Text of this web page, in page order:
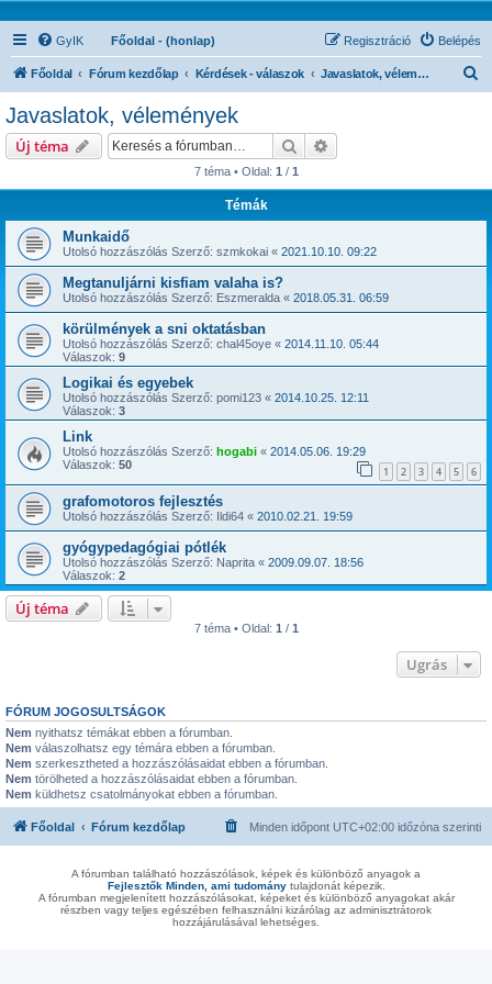
GyIK Főoldal - (honlap) Belépés
Regisztráció
Főoldal Fórum kezdőlap Kérdések - válaszok Javaslatok, vélemények
Javaslatok, vélemények
Új téma Keresés
7 téma • Oldal: 1 / 1
Témák
Munkaidő
Utolsó hozzászólás Szerző: szmkokai « 2021.10.10. 09:22
Megtanuljárni kisfiam valaha is?
Utolsó hozzászólás Szerző: Eszmeralda « 2018.05.31. 06:59
körülmények a sni oktatásban
Utolsó hozzászólás Szerző: chal45oye « 2014.11.10. 05:44
Válaszok: 9
Logikai és egyebek
Utolsó hozzászólás Szerző: pomi123 « 2014.10.25. 12:11
Válaszok: 3
Link
Utolsó hozzászólás Szerző: hogabi « 2014.05.06. 19:29
Válaszok: 50 1 2 3 4 5 6
grafomotoros fejlesztés
Utolsó hozzászólás Szerző: Ildi64 « 2010.02.21. 19:59
gyógypedagógiai pótlék
Utolsó hozzászólás Szerző: Naprita « 2009.09.07. 18:56
Válaszok: 2
Új téma
7 téma • Oldal: 1 / 1
Ugrás
FÓRUM JOGOSULTSÁGOK
Nem nyithatsz témákat ebben a fórumban.
Nem válaszolhatsz egy témára ebben a fórumban.
Nem szerkesztheted a hozzászólásaidat ebben a fórumban.
Nem törölheted a hozzászólásaidat ebben a fórumban.
Nem küldhetsz csatolmányokat ebben a fórumban.
Főoldal Fórum kezdőlap Minden időpont UTC+02:00 időzóna szerinti
A fórumban található hozzászólások, képek és különböző anyagok a
Fejlesztők Minden, ami tudománytulajdonát képezik.
A fórumban megjelenített hozzászólásokat, képeket és különböző anyagokat akár
részben vagy teljes egészében felhasználni kizárólag az adminisztrátorok
hozzájárulásával lehetséges.